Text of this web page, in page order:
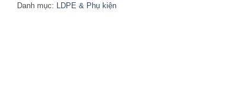
Danh mục: LDPE & Phụ kiện